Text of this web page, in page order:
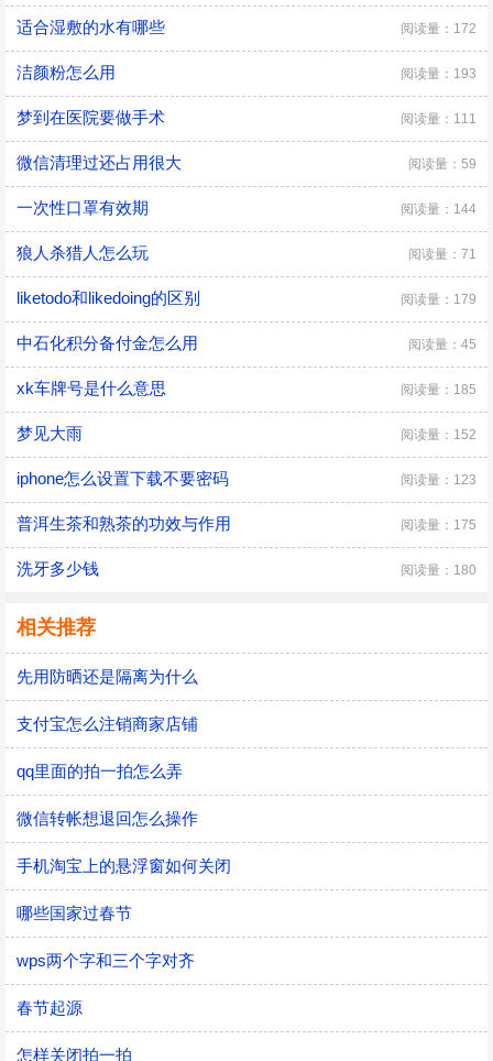
适合湿敷的水有哪些 阅读量：172
洁颜粉怎么用 阅读量：193
梦到在医院要做手术 阅读量：111
微信清理过还占用很大 阅读量：59
一次性口罩有效期 阅读量：144
狼人杀猎人怎么玩 阅读量：71
liketodo和likedoing的区别 阅读量：179
中石化积分备付金怎么用 阅读量：45
xk车牌号是什么意思 阅读量：185
梦见大雨 阅读量：152
iphone怎么设置下载不要密码 阅读量：123
普洱生茶和熟茶的功效与作用 阅读量：175
洗牙多少钱 阅读量：180
相关推荐
先用防晒还是隔离为什么
支付宝怎么注销商家店铺
qq里面的拍一拍怎么弄
微信转帐想退回怎么操作
手机淘宝上的悬浮窗如何关闭
哪些国家过春节
wps两个字和三个字对齐
春节起源
怎样关闭拍一拍